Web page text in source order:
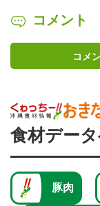
コメント
コメ
食材デー
豚肉